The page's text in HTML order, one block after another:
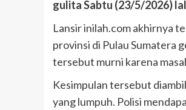
gulita Sabtu (23/5/2026)
Lansir inilah.com akhirnya
provinsi di Pulau Sumatera
tersebut murni karena
Kesimpulan tersebut
yang lumpuh. Polisi